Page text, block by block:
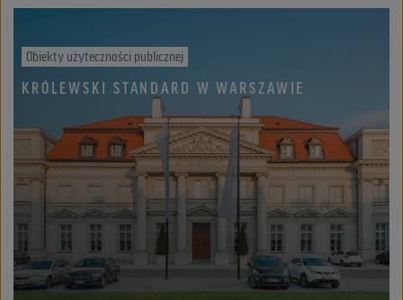
Obiekty użyteczności publicznej
KRÓLEWSKI STANDARD W WARSZAWIE